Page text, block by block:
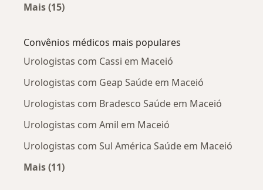
Mais (15)
Convênios médicos mais populares
Urologistas com Cassi em Maceió
Urologistas com Geap Saúde em Maceió
Urologistas com Bradesco Saúde em Maceió
Urologistas com Amil em Maceió
Urologistas com Sul América Saúde em Maceió
Mais (11)